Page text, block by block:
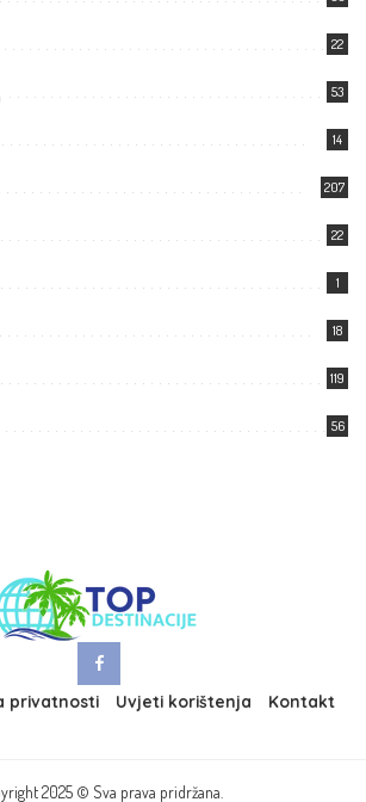
22
53
14
207
22
1
18
119
56
privatnosti Uvjeti korištenja Kontakt
2025 © Sva prava pridržana.